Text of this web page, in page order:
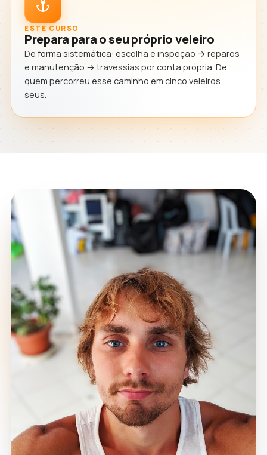
ESTE CURSO
Prepara para o seu próprio veleiro
De forma sistemática: escolha e inspeção → reparos
e manutenção → travessias por conta própria. De
quem percorreu esse caminho em cinco veleiros
seus.